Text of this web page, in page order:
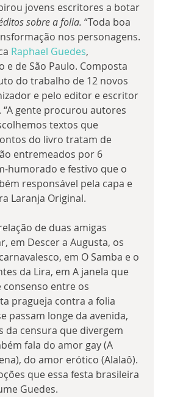
jovens escritores a botar
sobre a folia. “Toda boa
nos personagens.
Raphael Guedes,
de São Paulo. Composta
do trabalho de 12 novos
e pelo editor e escritor
gente procurou autores
textos que
do livro tratam de
entremeados por 6
humorado e festivo que o
responsável pela capa e
Laranja Original.
de duas amigas
em Descer a Augusta, os
em O Samba e o
da Lira, em A janela que
consenso entre os
pragueja contra a folia
passam longe da avenida,
da censura que divergem
fala do amor gay (A
do amor erótico (Alalaô).
que essa festa brasileira
Guedes.